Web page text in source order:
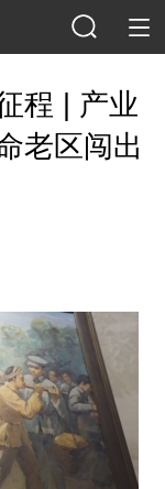
程 | 产业
老区闯出